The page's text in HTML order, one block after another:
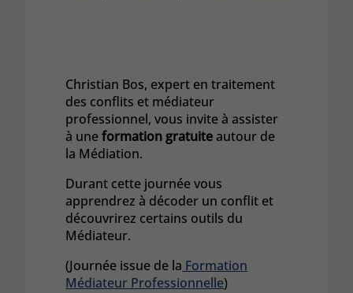
Christian Bos, expert en traitement
des conflits et médiateur
professionnel, vous invite à assister
à uneformation gratuiteautour de
la Médiation.
Durant cette journée vous
apprendrez à décoder un conflit et
découvrirez certains outils du
Médiateur.
(Journée issue de la Formation
Médiateur Professionnelle)